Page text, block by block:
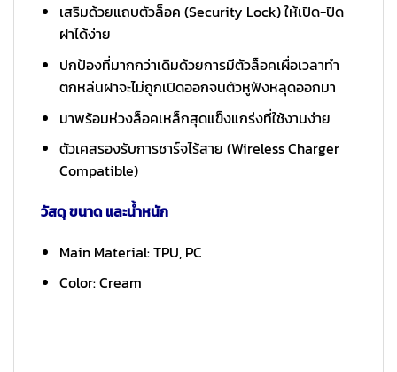
เสริมด้วยแถบตัวล็อค (Security Lock) ให้เปิด-ปิด
ฝาได้ง่าย
ปกป้องที่มากกว่าเดิมด้วยการมีตัวล็อคเผื่อเวลาทำ
ตกหล่นฝาจะไม่ถูกเปิดออกจนตัวหูฟังหลุดออกมา
มาพร้อมห่วงล็อคเหล็กสุดแข็งแกร่งที่ใช้งานง่าย
ตัวเคสรองรับการชาร์จไร้สาย (Wireless Charger
Compatible)
วัสดุ ขนาด และน้ำหนัก
Main Material: TPU, PC
Color: Cream